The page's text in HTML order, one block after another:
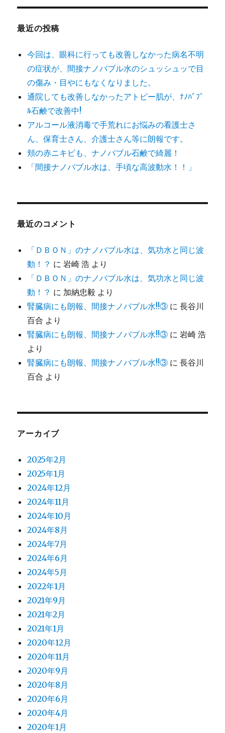
象:
最近の投稿
今回は、眼科に行っても改善しなかった病名不明
の症状が、間接ナノバブル水のシュッシュッで目
の傷み・目やにもなくなりました。
通院しても改善しなかったアトピー肌が、ﾅﾉﾊﾞﾌﾞ
ﾙ石鹸で改善中!
アルコール液消毒で手荒れにお悩みの看護士さ
ん、保育士さん、介護士さん等に朗報です。
頬の赤ニキビも、ナノバブル石鹸で綺麗！
「間接ナノバブル水は、手頃な高波動水！！」
最近のコメント
「ＤＢＯＮ」のナノバブル水は、気功水と同じ波
動！？ に岩崎 浩 より
「ＤＢＯＮ」のナノバブル水は、気功水と同じ波
動！？ に 加納忠毅 より
腎臓病にも朗報、間接ナノバブル水!!③ に長谷川
百合 より
腎臓病にも朗報、間接ナノバブル水!!③ に岩崎 浩
より
腎臓病にも朗報、間接ナノバブル水!!③ に長谷川
百合 より
アーカイブ
2025年2月
2025年1月
2024年12月
2024年11月
2024年10月
2024年8月
2024年7月
2024年6月
2024年5月
2022年1月
2021年9月
2021年2月
2021年1月
2020年12月
2020年11月
2020年9月
2020年8月
2020年6月
2020年4月
2020年1月